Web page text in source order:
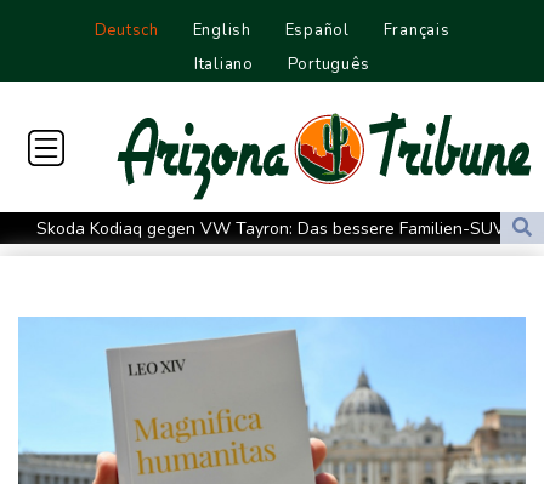
Deutsch English Español
Français
Italiano
Português
Skoda Kodiaq gegen VW Tayron: Das bessere Familien-SUV
Leagues Cup: Müller mit Vancouver schon ausgeschieden
gegen Drogengewalt an
Südkoreas Verband gibt Massagen-Skandal zu: "Desolate Lage"
Größer als alle bisherigen US-Anlagen: Amazon finanziert für
Rechenzentren riesiges Gaskraftwerk
Nächste Pleite im Leagues Cup für Müller und Vancouver